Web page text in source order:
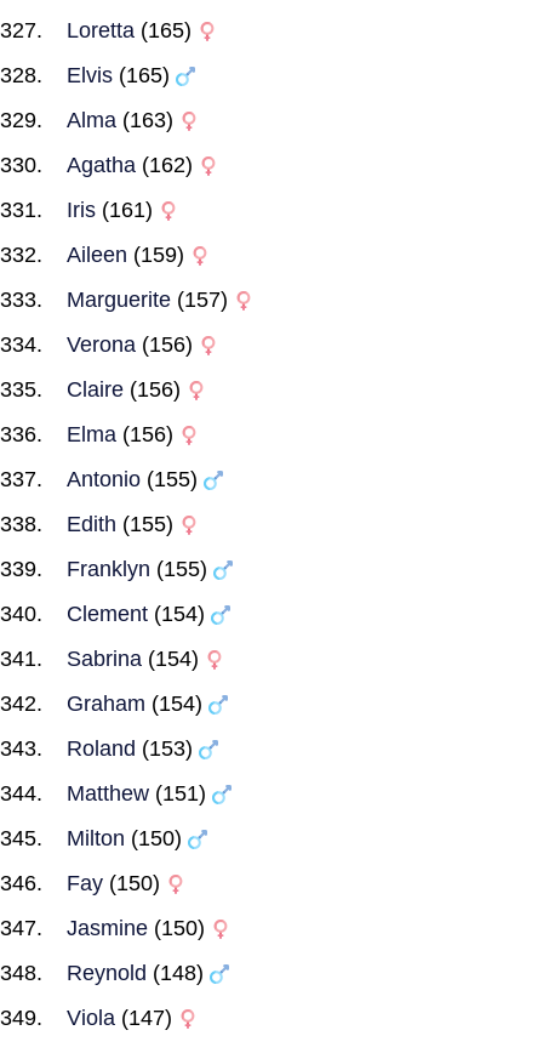
Loretta (165)
Elvis (165)
Alma (163)
Agatha (162)
Iris (161)
Aileen (159)
Marguerite (157)
Verona (156)
Claire (156)
Elma (156)
Antonio (155)
Edith (155)
Franklyn (155)
Clement (154)
Sabrina (154)
Graham (154)
Roland (153)
Matthew (151)
Milton (150)
Fay (150)
Jasmine (150)
Reynold (148)
Viola (147)